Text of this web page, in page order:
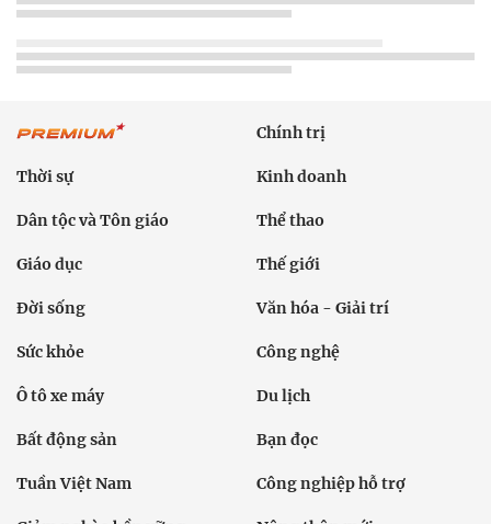
Chính trị
Thời sự Kinh doanh
Dân tộc và Tôn giáo Thể thao
Giáo dục Thế giới
Đời sống Văn hóa - Giải trí
Sức khỏe Công nghệ
Ô tô xe máy Du lịch
Bất động sản Bạn đọc
Tuần Việt Nam Công nghiệp hỗ trợ